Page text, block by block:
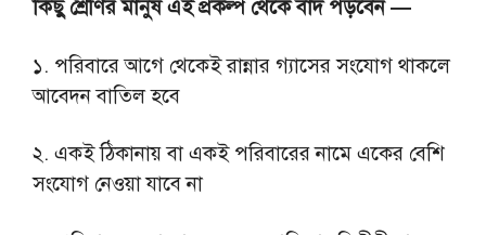
কিছু শ্রেণির মানুষ এই প্রকল্প থেকে বাদ পড়বেন —
১. পরিবারে আগে থেকেই রান্নার গ্যাসের সংযোগ থাকলে
আবেদন বাতিল হবে
২. একই ঠিকানায় বা একই পরিবারের নামে একের বেশি
সংযোগ নেওয়া যাবে না